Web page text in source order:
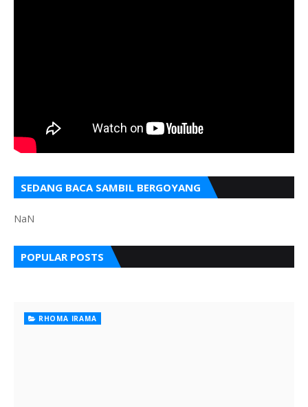
SEDANG BACA SAMBIL BERGOYANG
NaN
POPULAR POSTS
RHOMA IRAMA